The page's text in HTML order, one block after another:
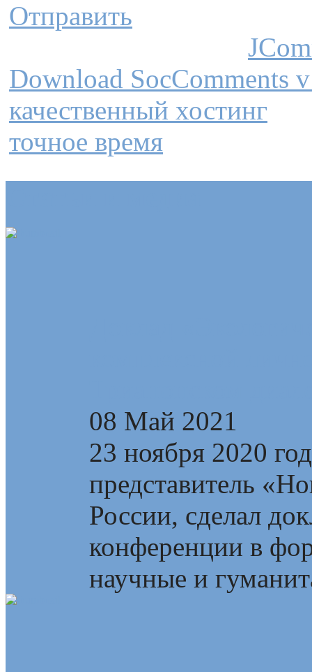
Отправить
Download SocComments
качественный хостинг
точное время
08 Май 2021
23 ноября 2020
представитель
России, сделал
конференции в
научные и